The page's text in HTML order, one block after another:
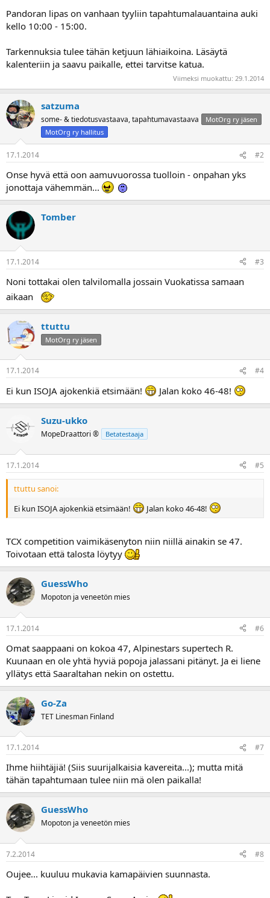
Pandoran lipas on vanhaan tyyliin tapahtumalauantaina auki
kello 10:00 - 15:00.
Tarkennuksia tulee tähän ketjuun lähiaikoina. Läsäytä
kalenteriin ja saavu paikalle, ettei tarvitse katua.
Viimeksi muokattu: 29.1.2014
satzuma
some- & tiedotusvastaava, tapahtumavastaava
MotOrg ry jäsen
MotOrg ry hallitus
17.1.2014 #2
Onse hyvä että oon aamuvuorossa tuolloin - onpahan yks
jonottaja vähemmän...
Tomber
17.1.2014 #3
Noni tottakai olen talvilomalla jossain Vuokatissa samaan
aikaan
ttuttu
MotOrg ry jäsen
17.1.2014 #4
Ei kun ISOJA ajokenkiä etsimään! Jalan koko 46-48!
Suzu-ukko
MopeDraattori ® Betatestaaja
17.1.2014 #5
ttuttu sanoi:
Ei kun ISOJA ajokenkiä etsimään!
Jalan koko 46-48!
TCX competition vaimikäsenyton niin niillä ainakin se 47.
Toivotaan että talosta löytyy
GuessWho
Mopoton ja veneetön mies
17.1.2014 #6
Omat saappaani on kokoa 47, Alpinestars supertech R.
Kuunaan en ole yhtä hyviä popoja jalassani pitänyt. Ja ei liene
yllätys että Saaraltahan nekin on ostettu.
Go-Za
TET Linesman Finland
17.1.2014 #7
Ihme hiihtäjiä! (Siis suurijalkaisia kavereita...); mutta mitä
tähän tapahtumaan tulee niin mä olen paikalla!
GuessWho
Mopoton ja veneetön mies
7.2.2014 #8
Oujee... kuuluu mukavia kamapäivien suunnasta.